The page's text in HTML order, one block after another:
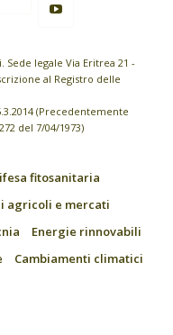
legale Via Eritrea 21 -
al Registro delle
(Precedentemente
del 7/04/1973)
fitosanitaria
agricoli e mercati
Energie rinnovabili
Cambiamenti climatici